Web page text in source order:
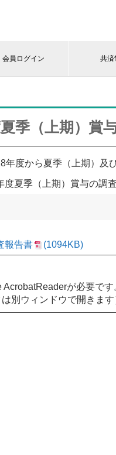
会員ログイン 共済
季（上期）賞
度から夏季（上期）及
夏季（上期）賞与の調
報告書 (1094KB)
が必要です
は別ウィンドウで開きま